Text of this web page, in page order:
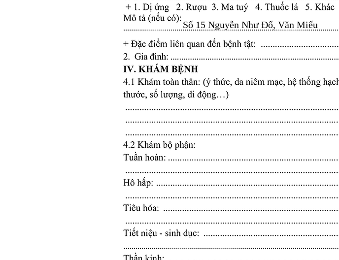
Số 15 Nguyễn Như Đổ, Văn Miếu​​​​